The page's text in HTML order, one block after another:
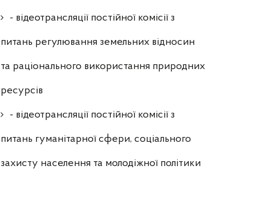
- відеотрансляції постійної комісії з
питань регулювання земельних відносин
та раціонального використання природних
ресурсів
- відеотрансляції постійної комісії з
питань гуманітарної сфери, соціального
захисту населення та молодіжної політики